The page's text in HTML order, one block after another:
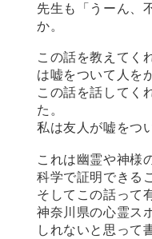
先生も「うーん、
か。
この話を教えてく
は嘘をついて人を
この話を話してく
た。
私は友人が嘘をつ
これは幽霊や神様
科学で証明できる
そしてこの話って
神奈川県の心霊ス
しれないと思って